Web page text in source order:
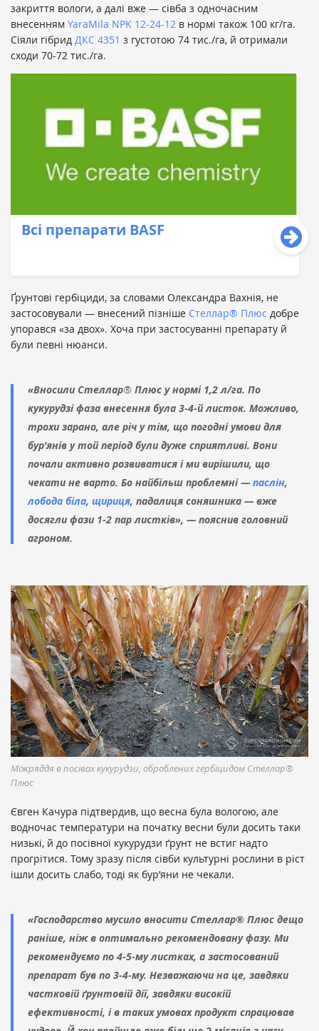
закриття вологи, а далі вже — сівба з одночасним
внесенням YaraMila NPK 12-24-12 в нормі також 100 кг/га.
Сіяли гібрид ДКС 4351 з густотою 74 тис./га, й отримали
сходи 70-72 тис./га.
Всі препарати BASF
Ґрунтові гербіциди, за словами Олександра Вахнія, не
застосовували — внесений пізніше Стеллар® Плюс добре
упорався «за двох». Хоча при застосуванні препарату й
були певні нюанси.
«Вносили Стеллар® Плюс у нормі 1,2 л/га. По
кукурудзі фаза внесення була 3-4-й листок. Можливо,
трохи зарано, але річ у тім, що погодні умови для
бур’янів у той період були дуже сприятливі. Вони
почали активно розвиватися і ми вирішили, що
чекати не варто. Бо найбільш проблемні — паслін,
лобода біла, щириця, падалиця соняшника — вже
досягли фази 1-2 пар листків», — пояснив головний
агроном.
Міжряддя в посівах кукурудзи, оброблених гербіцидом Стеллар®
Плюс
Євген Качура підтвердив, що весна була вологою, але
водночас температури на початку весни були досить таки
низькі, й до посівної кукурудзи ґрунт не встиг надто
прогрітися. Тому зразу після сівби культурні рослини в ріст
ішли досить слабо, тоді як бур’яни не чекали.
«Господарство мусило вносити Стеллар® Плюс дещо
раніше, ніж в оптимально рекомендовану фазу. Ми
рекомендуємо по 4-5-му листках, а застосований
препарат був по 3-4-му. Незважаючи на це, завдяки
частковій ґрунтовій дії, завдяки високій
ефективності, і в таких умовах продукт спрацював